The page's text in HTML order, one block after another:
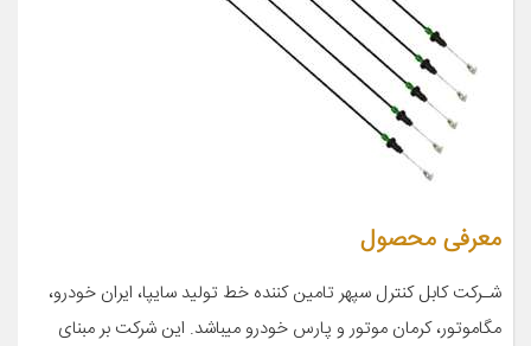
معرفی محصول
شـرکت کابل کنترل سپهر تامین کننده خط تولید سایپا، ایران خودرو،
مگاموتور، کرمان موتور و پارس خودرو میباشد. این شرکت بر مبنای